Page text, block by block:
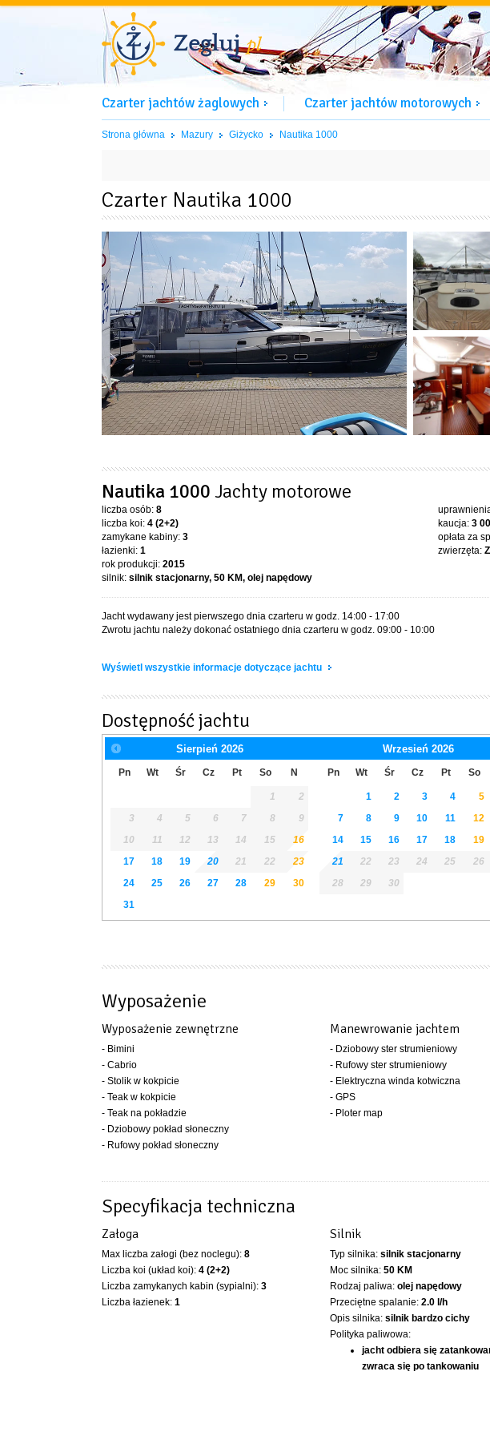
Czarter jachtów żaglowych Czarter jachtów motorowych
Strona główna Mazury Giżycko Nautika 1000
Czarter Nautika 1000
Nautika 1000 Jachty motorowe
liczba osób: 8
liczba koi: 4 (2+2)
zamykane kabiny: 3
łazienki: 1
rok produkcji: 2015
silnik: silnik stacjonarny, 50 KM, olej napędowy
kaucja: 3
opłata za
zwierzęta:
Jacht wydawany jest pierwszego dnia czarteru w godz. 14:00 - 17:00
Zwrotu jachtu należy dokonać ostatniego dnia czarteru w godz. 09:00 - 10:00
Wyświetl wszystkie informacje dotyczące jachtu
Dostępność jachtu
Sierpień 2026
Pn Wt Śr Cz Pt So N
1
2
3
4 5 6 7 8
9
10
11 12 13 14 15
16
17
18 19 20 21 22
23
24
25 26 27 28 29
30
31
Wrzesień 2026
Pn Wt Śr Cz Pt So
1 2 3 4 5
7
8 9 10 11 12
14
15 16 17 18 19
21
22 23 24 25 26
28
29 30
Wyposażenie
Wyposażenie zewnętrzne
- Bimini
- Cabrio
- Stolik w kokpicie
- Teak w kokpicie
- Teak na pokładzie
- Dziobowy pokład słoneczny
- Rufowy pokład słoneczny
Manewrowanie jachtem
- Dziobowy ster strumieniowy
- Rufowy ster strumieniowy
- Elektryczna winda kotwiczna
- GPS
- Ploter map
Specyfikacja techniczna
Załoga
Max liczba załogi (bez noclegu): 8
Liczba koi (układ koi): 4 (2+2)
Liczba zamykanych kabin (sypialni): 3
Liczba łazienek: 1
Silnik
Typ silnika: silnik stacjonarny
Moc silnika: 50 KM
Rodzaj paliwa: olej napędowy
Przeciętne spalanie: 2.0 l/h
Opis silnika: silnik bardzo cichy
Polityka paliwowa:
jacht odbiera się
zwraca się po tankowaniu